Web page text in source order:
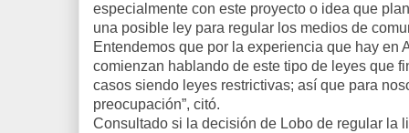
especialmente con este proyecto o idea que
una posible ley para regular los medios de
Entendemos que por la experiencia que hay en
comienzan hablando de este tipo de leyes que
casos siendo leyes restrictivas; así que para
preocupación”, citó.
Consultado si la decisión de Lobo de regular la